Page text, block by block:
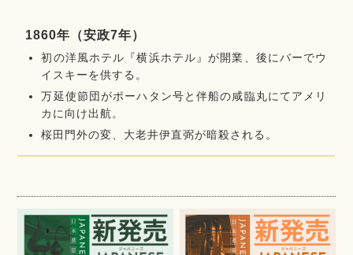
1860年（安政7年）
初の洋風ホテル『横浜ホテル』が開業、後にバーでウ
イスキーを供する。
万延使節団がポーハタン号と伴船の咸臨丸にてアメリ
カに向け出航。
桜田門外の変、大老井伊直弼が暗殺される。